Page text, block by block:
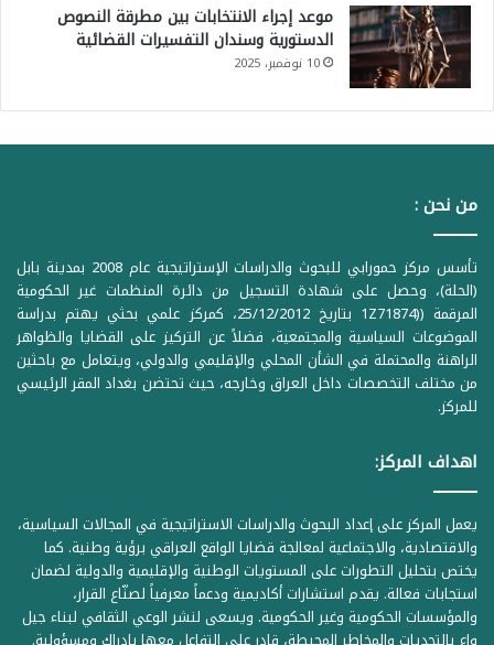
موعد إجراء الانتخابات بين مطرقة النصوص
الدستورية وسندان التفسيرات القضائية
10 نوفمبر، 2025
من نحن :
تأسس مركز حمورابي للبحوث والدراسات الإستراتيجية عام 2008 بمدينة بابل
(الحلة)، وحصل على شهادة التسجيل من دائرة المنظمات غير الحكومية
المرقمة ((1Z71874 بتاريخ 25/12/2012، كمركز علمي بحثي يهتم بدراسة
الموضوعات السياسية والمجتمعية، فضلاً عن التركيز على القضايا والظواهر
الراهنة والمحتملة في الشأن المحلي والإقليمي والدولي، ويتعامل مع باحثين
من مختلف التخصصات داخل العراق وخارجه، حيث تحتضن بغداد المقر الرئيسي
للمركز.
اهداف المركز:
يعمل المركز على إعداد البحوث والدراسات الاستراتيجية في المجالات السياسية،
والاقتصادية، والاجتماعية لمعالجة قضايا الواقع العراقي برؤية وطنية. كما
يختص بتحليل التطورات على المستويات الوطنية والإقليمية والدولية لضمان
استجابات فعالة. يقدم استشارات أكاديمية ودعماً معرفياً لصنّاع القرار،
والمؤسسات الحكومية وغير الحكومية. ويسعى لنشر الوعي الثقافي لبناء جيل